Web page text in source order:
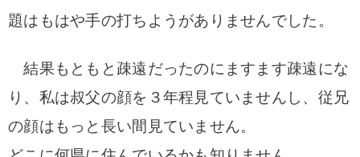
題はもはや手の打ちようがありませんでした。
結果もともと疎遠だったのにますます疎遠にな
り、私は叔父の顔を３年程見ていませんし、従兄
の顔はもっと長い間見ていません。